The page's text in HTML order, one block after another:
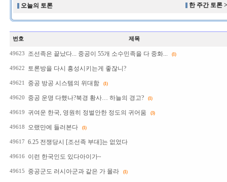
오늘의 토론 한 주간 토론
번호 제목
49623 조선족은 끝났다... 중공이 55개 소수민족을 다 중화... (1)
49622 토론방을 다시 흥성시키는게 좋잖니?
49621 중공 방공 시스템의 위대함 (1)
49620 중공 운명 다했나?북경 황사… 하늘의 경고? (1)
49619 귀여운 한국, 영원히 정벌안한 정도의 귀어움 (3)
49618 오랬만에 들러본다 (1)
49617 6.25 전쟁당시 [조선족 부대]는 없었다
49616 이런 한국인도 있다아이가~
49615 중공군도 러시아군과 같은 가 몰라 (1)